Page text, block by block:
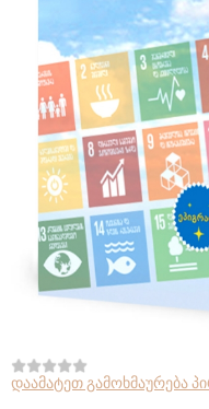
დაამატეთ გამოხმაურება